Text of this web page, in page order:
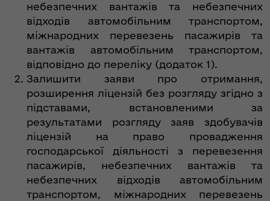
небезпечних вантажів та небезпечних
відходів автомобільним транспортом,
міжнародних перевезень пасажирів та
вантажів автомобільним транспортом,
відповідно до переліку (додаток 1).
Залишити заяви про отримання,
розширення ліцензій без розгляду згідно з
підставами, встановленими за
результатами розгляду заяв здобувачів
ліцензій на право провадження
господарської діяльності з перевезення
пасажирів, небезпечних вантажів та
небезпечних відходів автомобільним
транспортом, міжнародних перевезень